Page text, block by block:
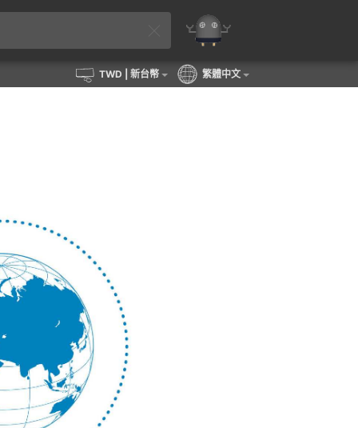
TWD | 新台幣 繁體中文